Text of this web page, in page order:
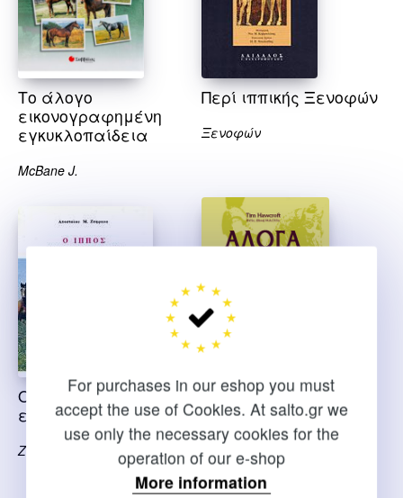
For purchases in our eshop you must
accept the use of Cookies. At salto.gr we
use only the necessary cookies for the
operation of our e-shop
More information
Το άλογο
εικονογραφημένη
εγκυκλοπαίδεια
McBane J.
Περί ιππικής Ξενοφών
Ξενοφών
Ο ίππος και η
εκτροφή του
Ζαφράκας Α.
Άλογα το πλήρες
βιβλίο και η
φροντίδα του –
εξαντλημένο
Hawcroft Tim